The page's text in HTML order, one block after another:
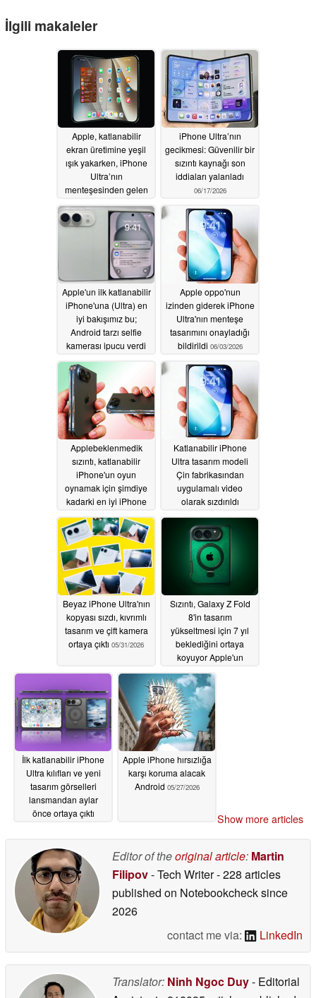
İlgili makaleler
Apple, katlanabilir
ekran üretimine yeşil
ışık yakarken, iPhone
Ultra’nın
menteşesinden gelen
ediyor
06/23/2026
iPhone Ultra’nın
gecikmesi: Güvenilir bir
sızıntı kaynağı son
iddiaları yalanladı
06/17/2026
Apple'un ilk katlanabilir
iPhone'una (Ultra) en
iyi bakışımız bu;
Android tarzı selfie
kamerası ipucu verdi
06/07/2026
Apple oppo'nun
izinden giderek iPhone
Ultra'nın menteşe
tasarımını onayladığı
bildirildi 06/03/2026
Applebeklenmedik
sızıntı, katlanabilir
iPhone'un oyun
oynamak için şimdiye
kadarki en iyi iPhone
koydu06/02/2026
Katlanabilir iPhone
Ultra tasarım modeli
Çin fabrikasından
uygulamalı video
olarak sızdırıldı
06/01/2026
Beyaz iPhone Ultra'nın
kopyası sızdı, kıvrımlı
tasarım ve çift kamera
ortaya çıktı 05/31/2026
Sızıntı, Galaxy Z Fold
8'in tasarım
yükseltmesi için 7 yıl
beklediğini ortaya
koyuyor Apple'un
günden alıyor
İlk katlanabilir iPhone
Ultra kılıfları ve yeni
tasarım görselleri
lansmandan aylar
önce ortaya çıktı
Apple iPhone hırsızlığa
karşı koruma alacak
Android 05/27/2026
Show more articles
Editor of theoriginal article: Martin
Filipov- Tech Writer- 228 articles
published on Notebookchecksince
2026
contact me via:
LinkedIn
Translator: Ninh Ngoc Duy- Editorial